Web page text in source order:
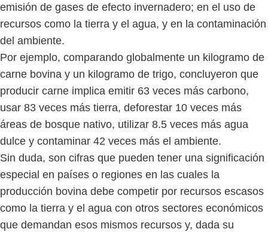
emisión de gases de efecto invernadero; en el uso de
recursos como la tierra y el agua, y en la contaminación
del ambiente.
Por ejemplo, comparando globalmente un kilogramo de
carne bovina y un kilogramo de trigo, concluyeron que
producir carne implica emitir 63 veces más carbono,
usar 83 veces más tierra, deforestar 10 veces más
áreas de bosque nativo, utilizar 8.5 veces más agua
dulce y contaminar 42 veces más el ambiente.
Sin duda, son cifras que pueden tener una significación
especial en países o regiones en las cuales la
producción bovina debe competir por recursos escasos
como la tierra y el agua con otros sectores económicos
que demandan esos mismos recursos y, dada su